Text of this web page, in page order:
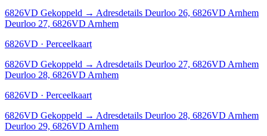
6826VD Gekoppeld → Adresdetails Deurloo 26, 6826VD Arnhem
Deurloo 27, 6826VD Arnhem
6826VD · Perceelkaart
6826VD Gekoppeld → Adresdetails Deurloo 27, 6826VD Arnhem
Deurloo 28, 6826VD Arnhem
6826VD · Perceelkaart
6826VD Gekoppeld → Adresdetails Deurloo 28, 6826VD Arnhem
Deurloo 29, 6826VD Arnhem